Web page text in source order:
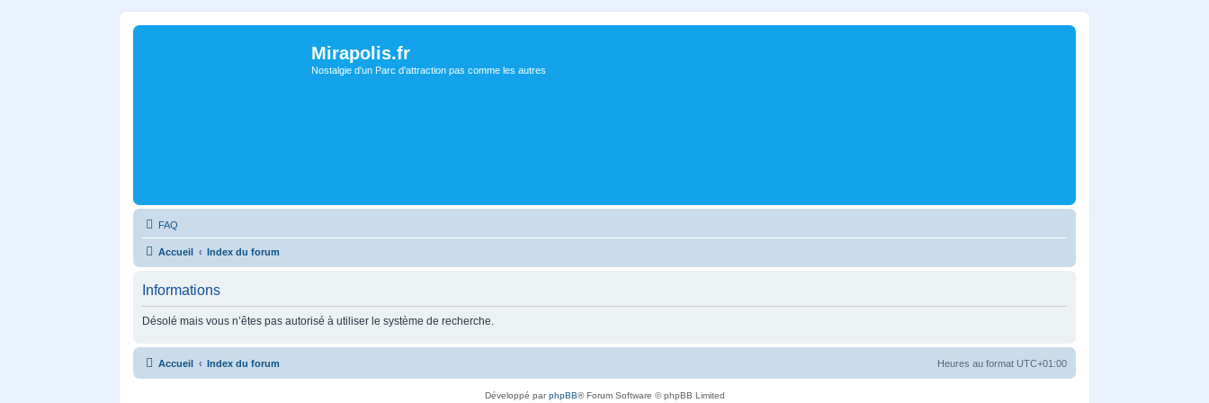
Mirapolis.fr
Nostalgie d'un Parc d'attraction pas comme les autres
FAQ
Accueil Index du forum
Informations
Désolé mais vous n’êtes pas autorisé à utiliser le système de recherche.
Accueil Index du forum Heures au format UTC+01:00
Développé parphpBB® Forum Software © phpBB Limited